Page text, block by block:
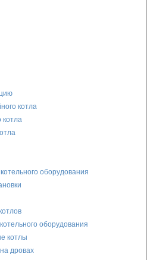
котла
котла
оборудования
оборудования
котлы
дровах